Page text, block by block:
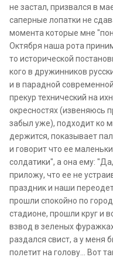
не застал, призвался в
саперные лопатки не
момента которые мне
Октября наша рота
то исторической
кого в дружинников
и в парадной
прекур технический на
окресностях (извеняюсь
забыл уже), подходит ко
держится, показывает
и говорит что ее
солдатики", а она ему:
приложу, что ее не
праздник и наши
прошли спокойно по
стадионе, прошли круг и
взвод в зеленых
раздался свист, а у меня
полетит на голову... Вот